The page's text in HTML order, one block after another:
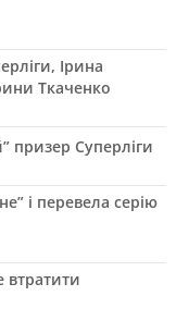
Ірина
Ткаченко
призер Суперліги
і перевела серію
втратити